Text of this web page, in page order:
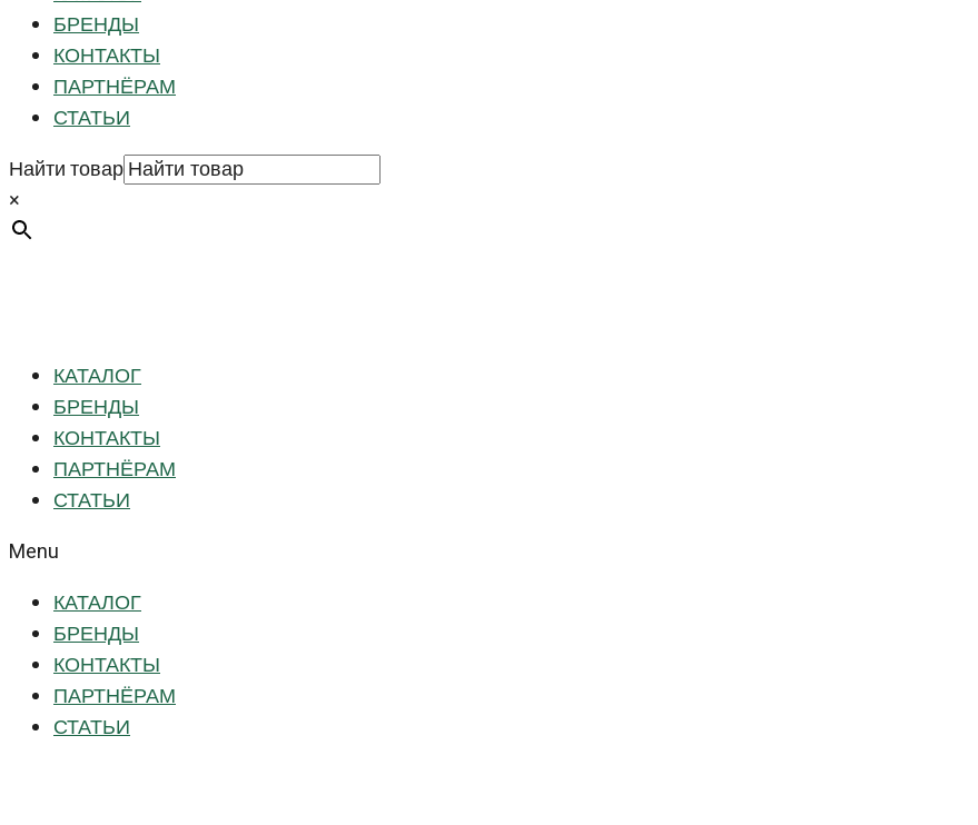
БРЕНДЫ
КОНТАКТЫ
ПАРТНЁРАМ
СТАТЬИ
Найти товар
×
КАТАЛОГ
БРЕНДЫ
КОНТАКТЫ
ПАРТНЁРАМ
СТАТЬИ
Menu
КАТАЛОГ
БРЕНДЫ
КОНТАКТЫ
ПАРТНЁРАМ
СТАТЬИ